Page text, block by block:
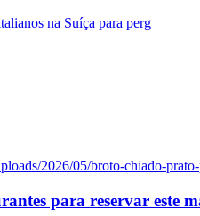
na Suíça para perg
2026/05/broto-chiado-
para reservar este